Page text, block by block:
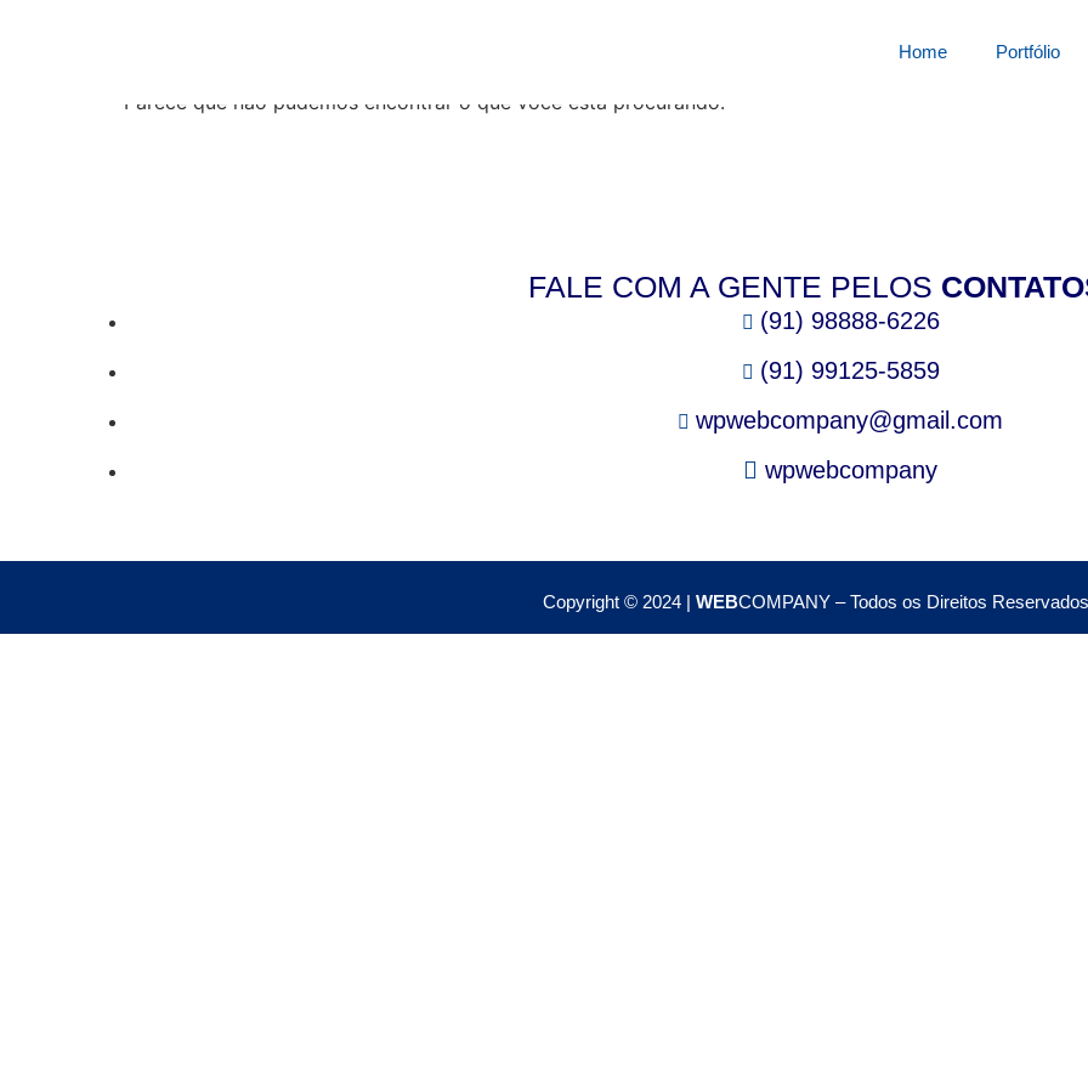
Home Portfólio
Parece que não pudemos encontrar o que você está procurando.
FALE COM A GENTE PELOS
(91) 98888-6226
(91) 99125-5859
wpwebcompany@gmail.com
wpwebcompany
Copyright © 2024 | WEBCOMPANY – Todos os Direitos Reservados